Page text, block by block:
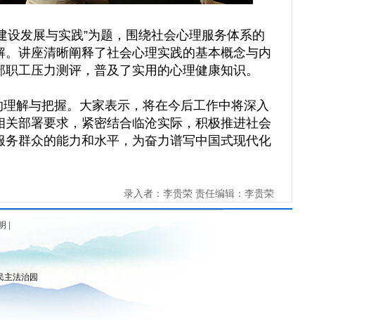
发展与实践”为题，围绕社会心理服务体系的
讲座清晰阐释了社会心理实践的基本概念与内
工压力测评，普及了实用的心理健康知识。
解与把握。大家表示，将在今后工作中将深入
部署要求，紧密结合临沧实际，积极推进社会
群众的能力和水平，为奋力谱写中国式现代化
录入者：李贵荣 责任编辑：李贵荣
主法治园